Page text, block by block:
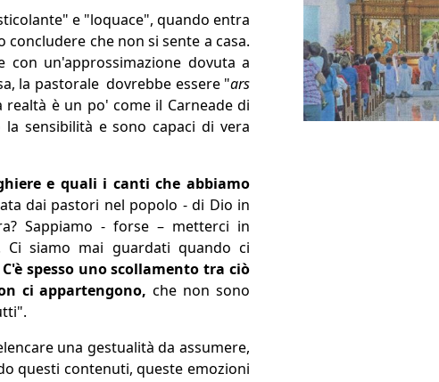
e "loquace", quando entra
che non si sente a casa.
un'approssimazione dovuta a
la pastorale ­ dovrebbe essere "ars
è un po' come il Carneade di
sensibilità e sono capaci di vera
e quali i canti che abbiamo
dai pastori nel popolo - di Dio in
Sappiamo - forse – metterci in
siamo mai guardati quando ci
C'è spesso uno scollamento tra ciò
ci appartengono, che non sono
una gestualità da assumere,
questi contenuti, queste emozioni